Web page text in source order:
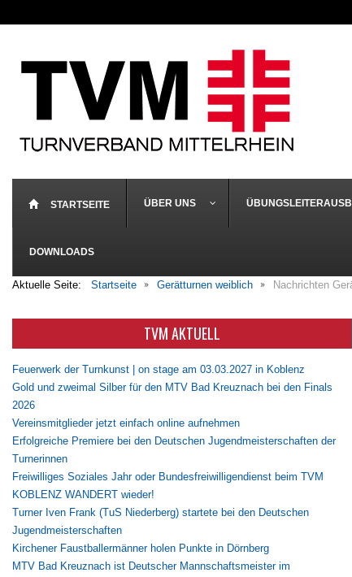
STARTSEITE ÜBER UNS
DOWNLOADS
Aktuelle Seite: Startseite Gerätturnen weiblich Nachrichten
TVM AKTUELL
Feuerwerk der Turnkunst | on stage am 03.03.2027 in Koblenz
Gold und zweimal Silber für den MTV Bad Kreuznach bei den Finals
2026
Vereinsmitglieder jetzt einfach online aufnehmen
Erfolgreiche Premiere bei den Deutschen Jugendmeisterschaften der
Turnerinnen
Freiwilliges Soziales Jahr oder Bundesfreiwilligendienst beim TVM
KOBLENZ WANDERT wieder!
Turner Iven Frank (TuS Niederberg) startete bei den Deutschen
Jugendmeisterschaften
Kirchener Faustballermänner holen Punkte in Dörnberg
MTV Bad Kreuznach ist Deutscher Mannschaftsmeister im